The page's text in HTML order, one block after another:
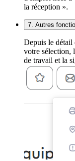
la réception ».
7. Autres
Depuis le détail
votre sélection,
de travail et la